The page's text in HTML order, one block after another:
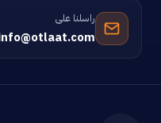
راسلنا على